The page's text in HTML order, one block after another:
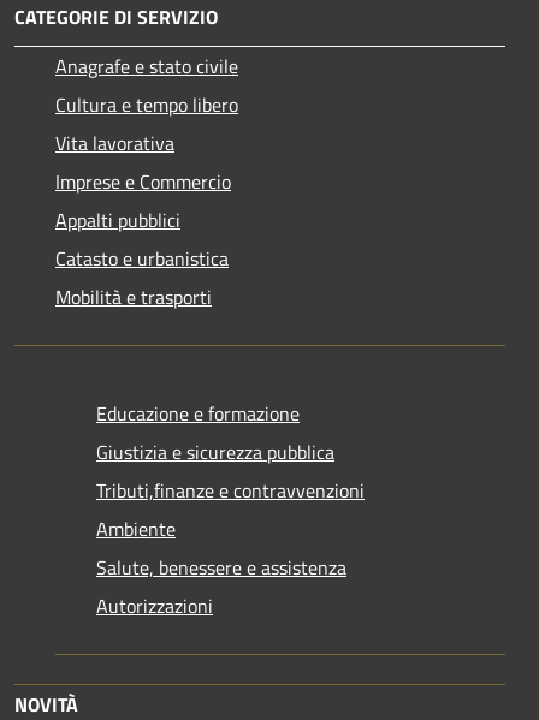
CATEGORIE DI SERVIZIO
Anagrafe e stato civile
Cultura e tempo libero
Vita lavorativa
Imprese e Commercio
Appalti pubblici
Catasto e urbanistica
Mobilità e trasporti
Educazione e formazione
Giustizia e sicurezza pubblica
Tributi,finanze e contravvenzioni
Ambiente
Salute, benessere e assistenza
Autorizzazioni
NOVITÀ